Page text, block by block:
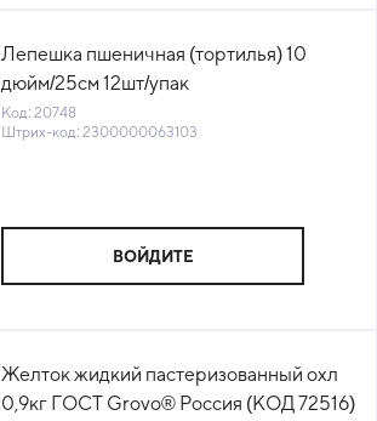
Лепешка пшеничная (тортилья) 10
дюйм/25см 12шт/упак
MissionProfessional (F44703) (КОД
20748) (-18°С)
Код: 20748
Штрих-код: 2300000063103
ВОЙДИТЕ
Желток жидкий пастеризованный охл
0,9кг ГОСТ Grovo® Россия (КОД 72516)